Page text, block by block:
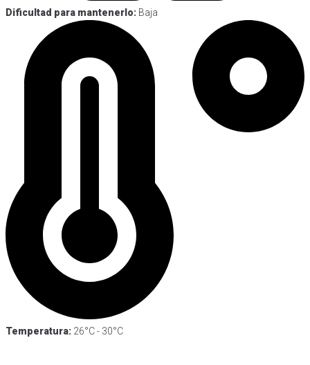
Dificultad para mantenerlo: Baja
Temperatura: 26°C - 30°C